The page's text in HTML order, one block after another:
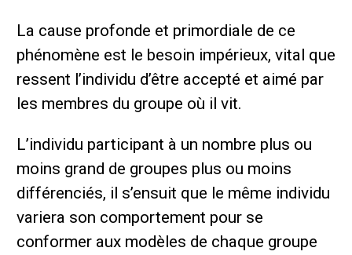
La cause profonde et primordiale de ce
phénomène est le besoin impérieux, vital que
ressent l’individu d’être accepté et aimé par
les membres du groupe où il vit.
L’individu participant à un nombre plus ou
moins grand de groupes plus ou moins
différenciés, il s’ensuit que le même individu
variera son comportement pour se
conformer aux modèles de chaque groupe